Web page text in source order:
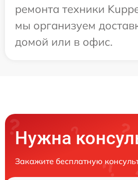
ремонта техники
мы организуем
домой или в офис.
Нужна
Закажите бесплатную